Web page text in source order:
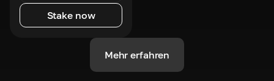
Stake now
Mehr erfahren